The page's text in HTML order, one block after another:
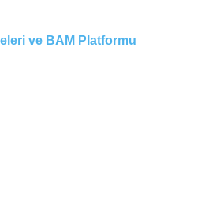
ve BAM Platformu